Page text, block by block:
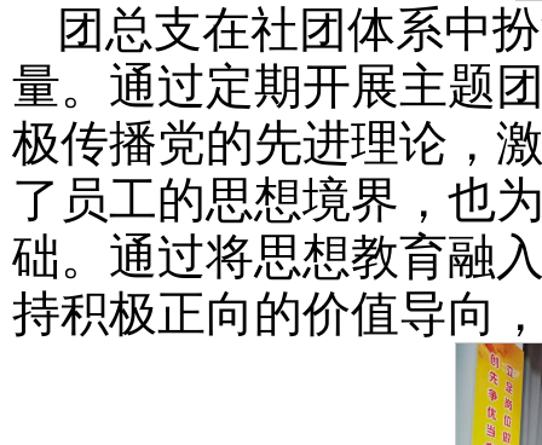
团总支在社团体系中
量。通过定期开展主题
极传播党的先进理论，
了员工的思想境界，也
础。通过将思想教育融
持积极正向的价值导向